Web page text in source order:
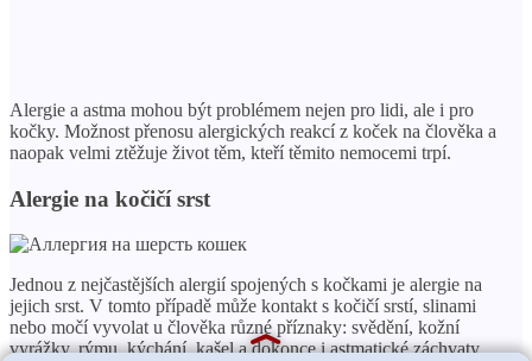
Alergie a astma mohou být problémem nejen pro lidi, ale i pro
kočky. Možnost přenosu alergických reakcí z koček na člověka a
naopak velmi ztěžuje život těm, kteří těmito nemocemi trpí.
Alergie na kočičí srst
Jednou z nejčastějších alergií spojených s kočkami je alergie na
jejich srst. V tomto případě může kontakt s kočičí srstí, slinami
nebo močí vyvolat u člověka různé příznaky: svědění, kožní
vyrážky, rýmu, kýchání, kašel a dokonce i astmatické záchvaty.